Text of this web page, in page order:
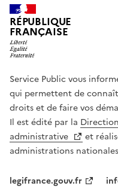
RÉPUBLIQUE
FRANÇAISE
Service Public vous
qui permettent de
droits et de faire vos
Il est édité par la
administrative
et
administrations
legifrance.gouv.fr